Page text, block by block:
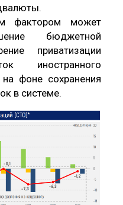
фактором может
бюджетной
приватизации
иностранного
фоне сохранения
в системе.